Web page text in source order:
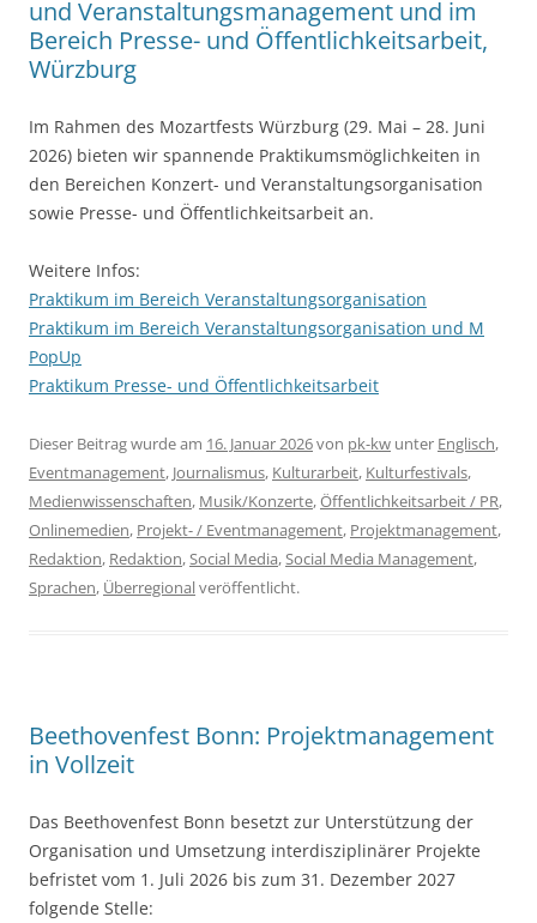
und Veranstaltungsmanagement und im
Bereich Presse- und Öffentlichkeitsarbeit,
Würzburg
Im Rahmen des Mozartfests Würzburg (29. Mai – 28. Juni
2026) bieten wir spannende Praktikumsmöglichkeiten in
den Bereichen Konzert- und Veranstaltungsorganisation
sowie Presse- und Öffentlichkeitsarbeit an.
Weitere Infos:
Praktikum im Bereich Veranstaltungsorganisation
Praktikum im Bereich Veranstaltungsorganisation und M
PopUp
Praktikum Presse- und Öffentlichkeitsarbeit
Dieser Beitrag wurde am 16. Januar 2026von pk-kw unter Englisch,
Eventmanagement, Journalismus, Kulturarbeit, Kulturfestivals,
Medienwissenschaften, Musik/Konzerte,Öffentlichkeitsarbeit / PR,
Onlinemedien, Projekt- / Eventmanagement, Projektmanagement,
Redaktion, Redaktion,Social Media,Social Media Management,
Sprachen, Überregionalveröffentlicht.
Beethovenfest Bonn: Projektmanagement
in Vollzeit
Das Beethovenfest Bonn besetzt zur Unterstützung der
Organisation und Umsetzung interdisziplinärer Projekte
befristet vom 1. Juli 2026 bis zum 31. Dezember 2027
folgende Stelle: